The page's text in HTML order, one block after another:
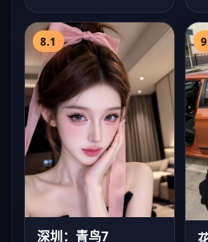
把控出色，20…
8.1
深圳：青鸟7